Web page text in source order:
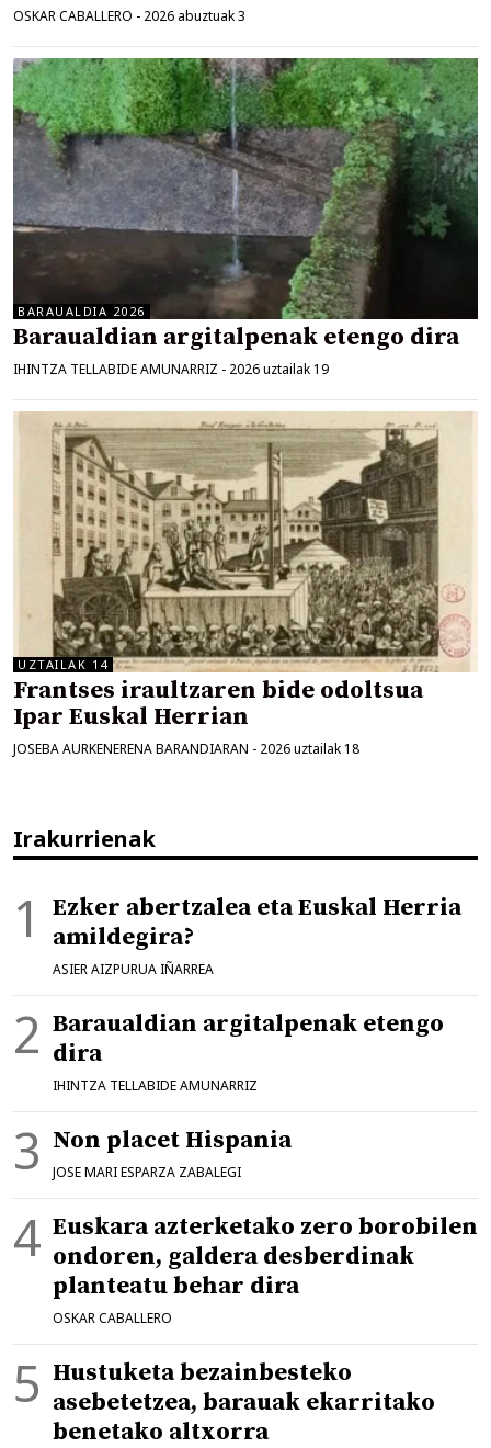
OSKAR CABALLERO - 2026 abuztuak 3
BARAUALDIA 2026
Baraualdian argitalpenak etengo dira
IHINTZA TELLABIDE AMUNARRIZ - 2026 uztailak 19
UZTAILAK 14
Frantses iraultzaren bide odoltsua
Ipar Euskal Herrian
JOSEBA AURKENERENA BARANDIARAN - 2026 uztailak 18
Irakurrienak
Ezker abertzalea eta Euskal Herria
amildegira?
ASIER AIZPURUA IÑARREA
Baraualdian argitalpenak etengo
dira
IHINTZA TELLABIDE AMUNARRIZ
Non placet Hispania
JOSE MARI ESPARZA ZABALEGI
Euskara azterketako zero borobilen
ondoren, galdera desberdinak
planteatu behar dira
OSKAR CABALLERO
Hustuketa bezainbesteko
asebetetzea, barauak ekarritako
benetako altxorra